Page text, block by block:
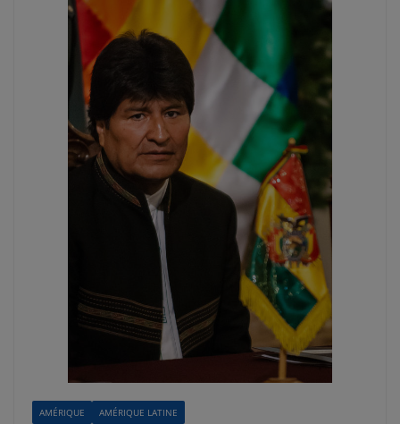
AMÉRIQUE AMÉRIQUE LATINE